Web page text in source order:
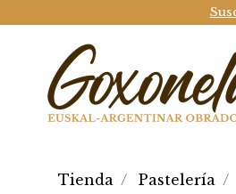
Tienda Pastelería